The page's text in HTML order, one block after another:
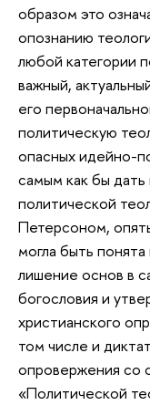
образом это
опознанию
любой категории
важный,
его
политическую
опасных идейно-
самым как бы
политической
Петерсоном,
могла быть
лишение основ в
богословия и
христианского
том числе и
опровержения со
«Политической